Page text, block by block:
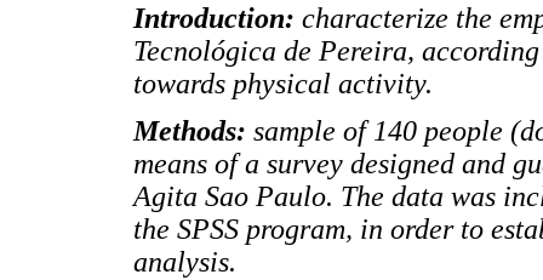
Introduction: characterize the
Tecnológica de Pereira,
towards physical activity.
Methods: sample of 140 people
means of a survey designed and
Agita Sao Paulo. The data was
the SPSS program, in order to
analysis.